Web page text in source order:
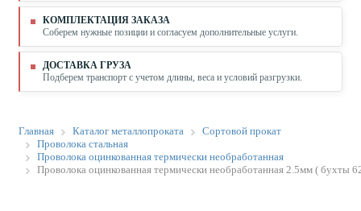
КОМПЛЕКТАЦИЯ ЗАКАЗА
Соберем нужные позиции и согласуем дополнительные услуги.
ДОСТАВКА ГРУЗА
Подберем транспорт с учетом длины, веса и условий разгрузки.
Главная Каталог металлопроката
Сортовой прокат
Проволока стальная
Проволока оцинкованная термически необработанная
Проволока оцинкованная термически необработанная 2.5мм ( бухты